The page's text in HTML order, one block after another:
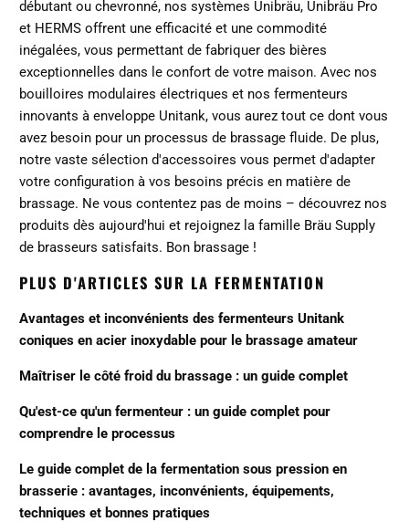
débutant ou chevronné, nos systèmes Unibräu, Unibräu Pro
et HERMS offrent une efficacité et une commodité
inégalées, vous permettant de fabriquer des bières
exceptionnelles dans le confort de votre maison. Avec nos
bouilloires modulaires électriques et nos fermenteurs
innovants à enveloppe Unitank, vous aurez tout ce dont vous
avez besoin pour un processus de brassage fluide. De plus,
notre vaste sélection d'accessoires vous permet d'adapter
votre configuration à vos besoins précis en matière de
brassage. Ne vous contentez pas de moins –découvrez nos
produits dès aujourd'hui et rejoignez la famille Bräu Supply
de brasseurs satisfaits. Bon brassage !
PLUS D'ARTICLES SUR LA FERMENTATION
Avantages et inconvénients des fermenteurs Unitank
coniques en acier inoxydable pour le brassage amateur
Maîtriser le côté froid du brassage : un guide complet
Qu'est-ce qu'un fermenteur : un guide complet pour
comprendre le processus
Le guide complet de la fermentation sous pression en
brasserie : avantages, inconvénients, équipements,
techniques et bonnes pratiques